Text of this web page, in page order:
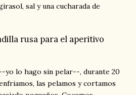
sal y una cucharada de
rusa para el aperitivo
yo lo hago sin pelar--, durante 20
las pelamos y cortamos